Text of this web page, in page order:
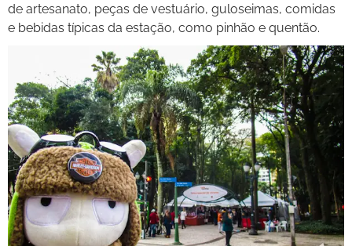
de artesanato, peças de vestuário, guloseimas, comidas
e bebidas típicas da estação, como pinhão e quentão.